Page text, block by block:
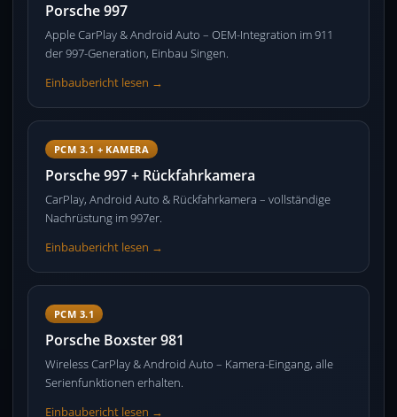
Porsche 997
Apple CarPlay & Android Auto – OEM-Integration im 911
der 997-Generation, Einbau Singen.
Einbaubericht lesen →
PCM 3.1 + KAMERA
Porsche 997 + Rückfahrkamera
CarPlay, Android Auto & Rückfahrkamera – vollständige
Nachrüstung im 997er.
Einbaubericht lesen →
PCM 3.1
Porsche Boxster 981
Wireless CarPlay & Android Auto – Kamera-Eingang, alle
Serienfunktionen erhalten.
Einbaubericht lesen →